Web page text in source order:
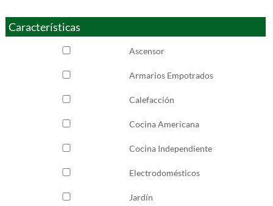
Características
Ascensor
Armarios Empotrados
Calefacción
Cocina Americana
Cocina Independiente
Electrodomésticos
Jardín